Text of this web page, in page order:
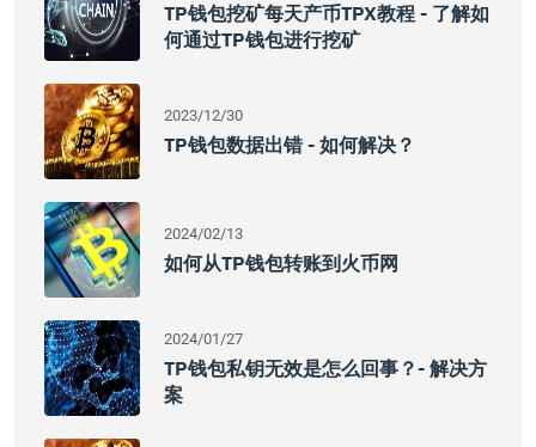
TP钱包挖矿每天产币TPX教程 - 了解如
何通过TP钱包进行挖矿
2023/12/30
TP钱包数据出错 - 如何解决？
2024/02/13
如何从TP钱包转账到火币网
2024/01/27
TP钱包私钥无效是怎么回事？- 解决方
案